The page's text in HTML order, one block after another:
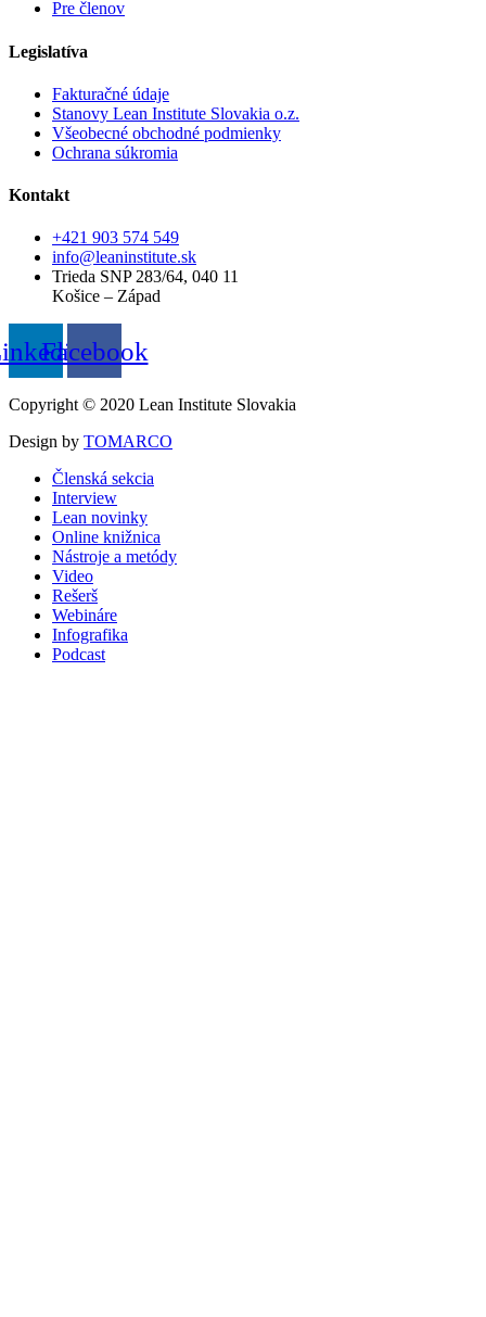
Pre členov
Legislatíva
Fakturačné údaje
Stanovy Lean Institute Slovakia o.z.
Všeobecné obchodné podmienky
Ochrana súkromia
Kontakt
+421 903 574 549
info@leaninstitute.sk
Trieda SNP 283/64, 040 11
Košice – Západ
Facebook
Copyright © 2020 Lean Institute Slovakia
Design by TOMARCO
Členská sekcia
Interview
Lean novinky
Online knižnica
Nástroje a metódy
Video
Rešerš
Webináre
Infografika
Podcast